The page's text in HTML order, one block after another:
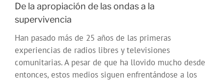
De la apropiación de las ondas a la
supervivencia
Han pasado más de 25 años de las primeras
experiencias de radios libres y televisiones
comunitarias. A pesar de que ha llovido mucho desde
entonces, estos medios siguen enfrentándose a los